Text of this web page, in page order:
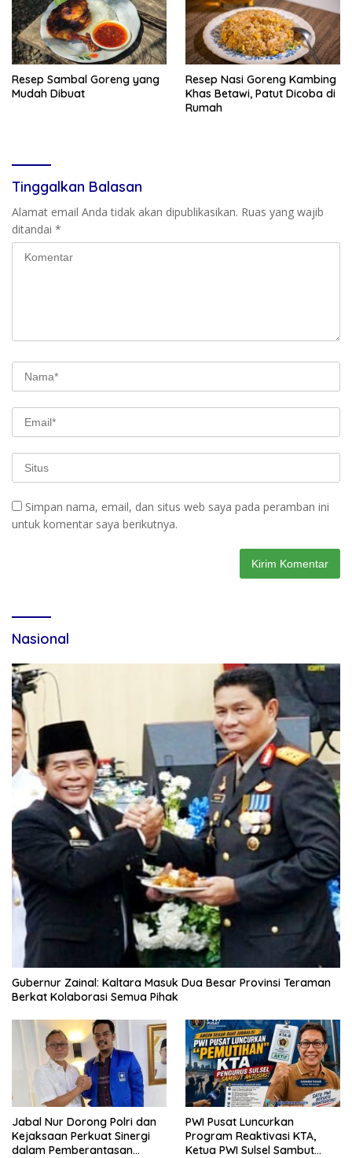
Resep Sambal Goreng yang
Mudah Dibuat
Resep Nasi Goreng Kambing
Khas Betawi, Patut Dicoba di
Rumah
Tinggalkan Balasan
Alamat email Anda tidak akan dipublikasikan. Ruas yang wajib
ditandai *
Simpan nama, email, dan situs web saya pada peramban ini
untuk komentar saya berikutnya.
Nasional
Gubernur Zainal: Kaltara Masuk Dua Besar Provinsi Teraman
Berkat Kolaborasi Semua Pihak
Jabal Nur Dorong Polri dan
Kejaksaan Perkuat Sinergi
dalam Pemberantasan
PWI Pusat Luncurkan
Program Reaktivasi KTA,
Ketua PWI Sulsel Sambut